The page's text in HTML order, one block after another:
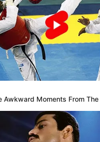
схему отримання
вигод за
неіснуючих хвороб,
стали підставою для
за мобілізацію.
завідувач
1000 доларів США від
медичної документації з
Awkward Moments From